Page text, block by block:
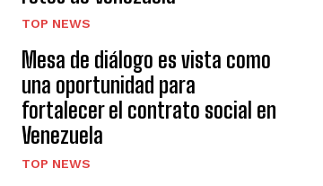
TOP NEWS
Mesa de diálogo es vista como
una oportunidad para
fortalecer el contrato social en
Venezuela
TOP NEWS